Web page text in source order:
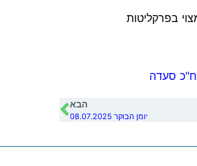
בפרקליטות
סעדה
הבא
יומן הבוקר 08.07.2025